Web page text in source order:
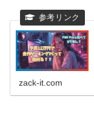
zack-it.com